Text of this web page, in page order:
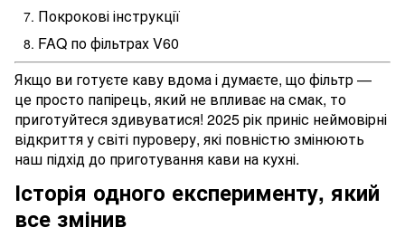
Покрокові інструкції
FAQ по фільтрах V60
Якщо ви готуєте каву вдома і думаєте, що фільтр —
це просто папірець, який не впливає на смак, то
приготуйтеся здивуватися! 2025 рік приніс неймовірні
відкриття у світі пуроверу, які повністю змінюють
наш підхід до приготування кави на кухні.
Історія одного експерименту, який
все змінив